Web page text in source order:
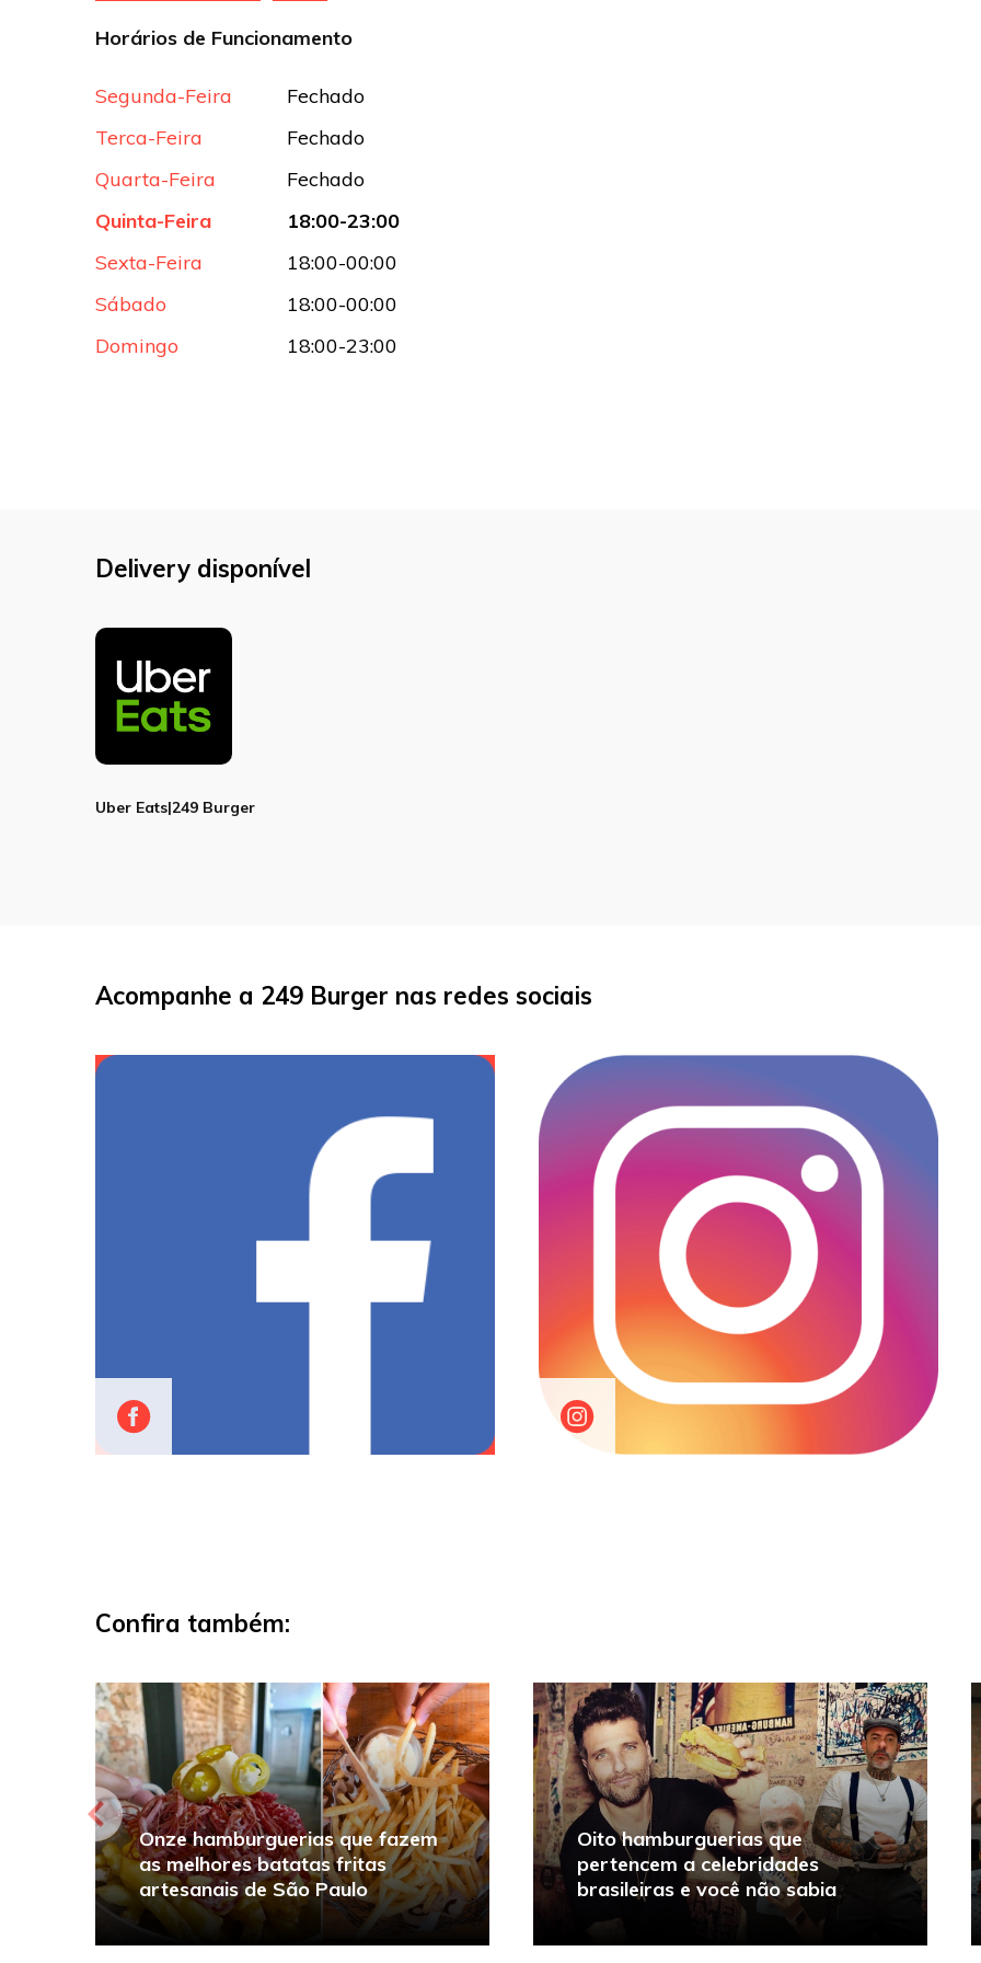
Horários de Funcionamento
Segunda-Feira
Fechado
Terca-Feira
Fechado
Quarta-Feira
Fechado
Quinta-Feira
18:00-23:00
Sexta-Feira
18:00-00:00
Sábado
18:00-00:00
Domingo
18:00-23:00
Delivery disponível
Uber Eats|249 Burger
Acompanhe a 249 Burger nas redes sociais
Confira também:
Onze hamburguerias que fazem
as melhores batatas fritas
artesanais de São Paulo
Oito hamburguerias que
pertencem a celebridades
brasileiras e você não sabia